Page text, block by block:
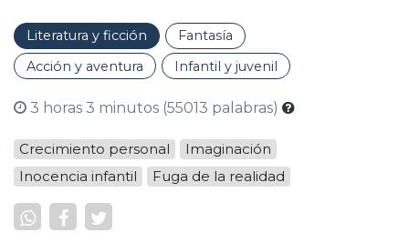
Literatura y ficción
Fantasía
Acción y aventura
Infantil y juvenil
3 horas 3 minutos (55013 palabras)
Crecimiento personal
Imaginación
Inocencia infantil
Fuga de la realidad